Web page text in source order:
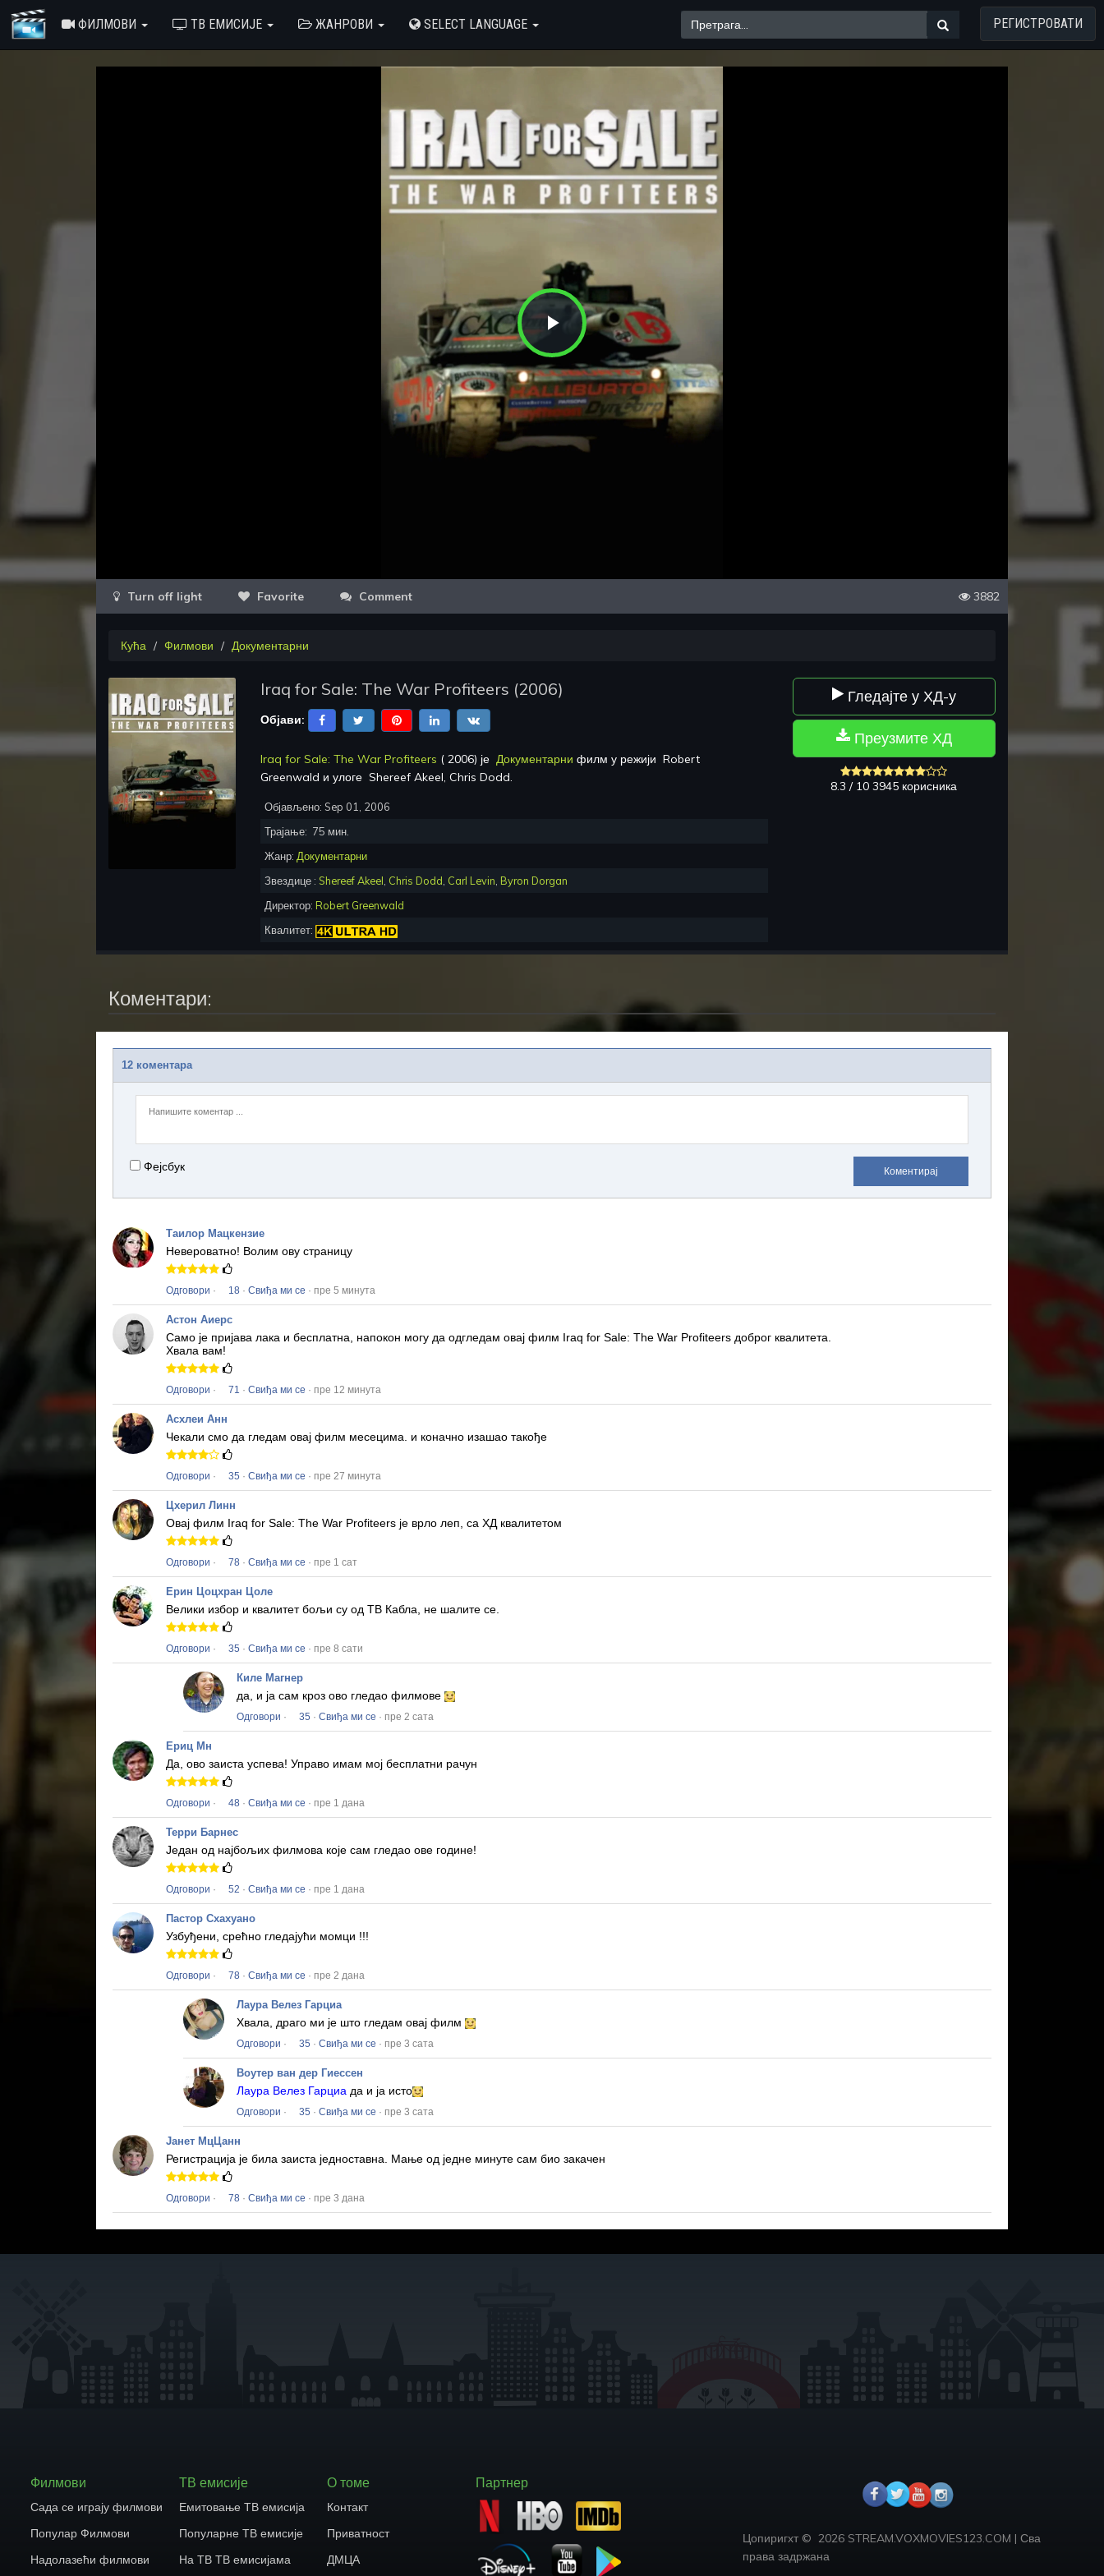
ФИЛМОВИ ТВ ЕМИСИЈЕ ЖАНРОВИ SELECT LANGUAGE РЕГИСТРОВАТИ
Play
Video
Favorite Comment 3882
Кућа Филмови Документарни
Iraq for Sale: The War Profiteers (2006)
Објави:
Iraq for Sale: The War Profiteers ( 2006) је Документарни филм у режији Robert
Greenwald и улоге Shereef Akeel, Chris Dodd.
Објављено: Sep 01, 2006
Трајање: 75 мин.
Жанр: Документарни
Звездице : Shereef Akeel, Chris Dodd, Carl Levin, Byron Dorgan
Директор: Robert Greenwald
Квалитет:
Гледајте у ХД-у
Преузмите ХД
8.3 / 10 3945 корисника
Коментари:
12 коментара
Фејсбук Коментирај
Таилор Мацкензие
Невероватно! Волим ову страницу
Одговори · 18 · Свиђа ми се · пре 5 минута
Астон Аиерс
Само је пријава лака и бесплатна, напокон могу да одгледам овај филм Iraq for Sale: The War Profiteers доброг квалитета.
Хвала вам!
Одговори · 71 · Свиђа ми се · пре 12 минута
Асхлеи Анн
Чекали смо да гледам овај филм месецима. и коначно изашао такође
Одговори · 35 · Свиђа ми се · пре 27 минута
Цхерил Линн
Овај филм Iraq for Sale: The War Profiteers је врло леп, са ХД квалитетом
Одговори · 78 · Свиђа ми се · пре 1 сат
Ерин Цоцхран Цоле
Велики избор и квалитет бољи су од ТВ Кабла, не шалите се.
Одговори · 35 · Свиђа ми се · пре 8 сати
Киле Магнер
да, и ја сам кроз ово гледао филмове
Одговори · 35 · Свиђа ми се · пре 2 сата
Ериц Мн
Да, ово заиста успева! Управо имам мој бесплатни рачун
Одговори · 48 · Свиђа ми се · пре 1 дана
Терри Барнес
Један од најбољих филмова које сам гледао ове године!
Одговори · 52 · Свиђа ми се · пре 1 дана
Пастор Схахуано
Узбуђени, срећно гледајући момци !!!
Одговори · 78 · Свиђа ми се · пре 2 дана
Лаура Велез Гарциа
Хвала, драго ми је што гледам овај филм
Одговори · 35 · Свиђа ми се · пре 3 сата
Воутер ван дер Гиессен
Лаура Велез Гарциа да и ја исто
Одговори · 35 · Свиђа ми се · пре 3 сата
Јанет МцЦанн
Регистрација је била заиста једноставна. Мање од једне минуте сам био закачен
Одговори · 78 · Свиђа ми се · пре 3 дана
Филмови
Сада се играју филмови
Популар Филмови
Надолазећи филмови
ТВ емисије
Емитовање ТВ емисија
Популарне ТВ емисије
На ТВ ТВ емисијама
О томе
Контакт
Приватност
ДМЦА
Партнер
Цопиригхт © 2026 STREAM.VOXMOVIES123.COM | Сва
права задржана